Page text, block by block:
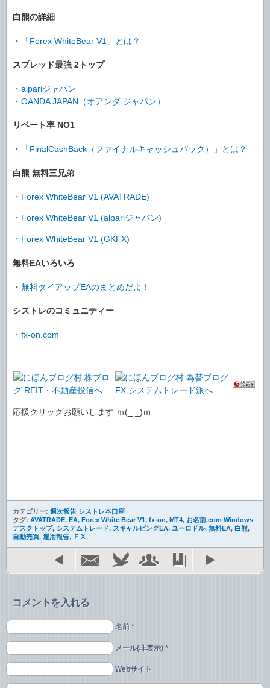
白熊の詳細
・ 「Forex WhiteBear V1」とは？
スプレッド最強 2トップ
・ alpariジャパン
・ OANDA JAPAN（オアンダ ジャパン）
リベート率 NO1
・ 「FinalCashBack（ファイナルキャッシュバック）」とは？
白熊 無料三兄弟
・ Forex WhiteBear V1 (AVATRADE)
・ Forex WhiteBear V1 (alpariジャパン)
・ Forex WhiteBear V1 (GKFX)
無料EAいろいろ
・ 無料タイアップEAのまとめだよ！
シストレのコミュニティー
・ fx-on.com
応援クリックお願いします ｍ(_ _)ｍ
カテゴリー: 週次報告 シストレ本口座
タグ: AVATRADE, EA, Forex White Bear V1, fx-on, MT4, お名前.com Windows
デスクトップ, システムトレード, スキャルピングEA, ユーロドル, 無料EA, 白熊,
自動売買, 運用報告, ＦＸ
コメントを入れる
名前 *
メール(非表示) *
Webサイト